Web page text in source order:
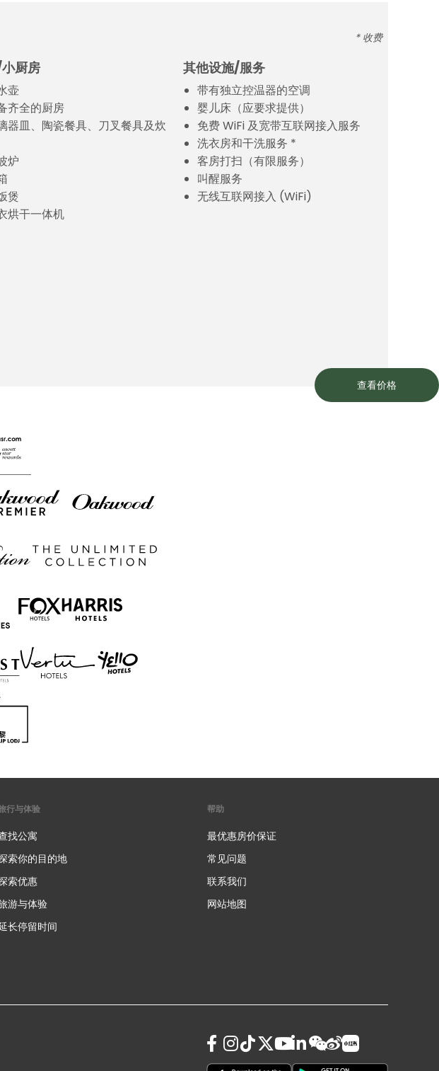
查看价格
* 收费
厨房
壶
齐全的厨房
器皿、陶瓷餐具、刀叉餐具及炊
炉
煲
烘干一体机
其他设施/服务
带有独立控温器的空调
婴儿床（应要求提供）
免费 WiFi 及宽带互联网接入服务
洗衣房和干洗服务 *
客房打扫（有限服务）
叫醒服务
无线互联网接入 (WiFi)
行与体验
找公寓
索你的目的地
索优惠
游与体验
长停留时间
帮助
最优惠房价保证
常见问题
联系我们
网站地图